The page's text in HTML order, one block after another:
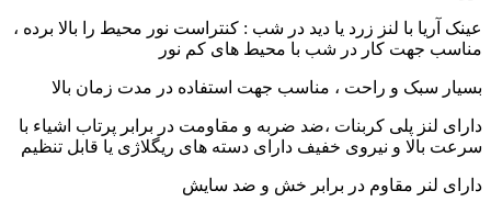
عینک آریا با لنز زرد یا دید در شب : کنتراست نور محیط را بالا برده ،
مناسب جهت کار در شب با محیط های کم نور
بسیار سبک و راحت ، مناسب جهت استفاده در مدت زمان بالا
دارای لنز پلی کربنات ،ضد ضربه و مقاومت در برابر پرتاب اشیاء با
سرعت بالا و نیروی خفیف دارای دسته های ریگلاژی یا قابل تنظیم
دارای لنر مقاوم در برابر خش و ضد سایش